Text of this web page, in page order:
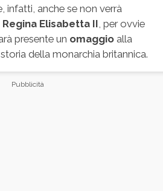
infatti, anche se non verrà
Regina Elisabetta II, per ovvie
presente un omaggio alla
della monarchia britannica.